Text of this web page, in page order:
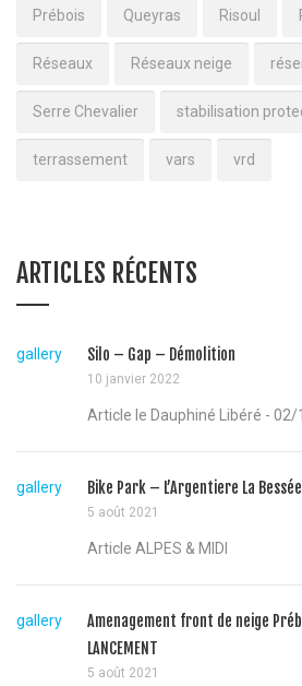
Prébois Queyras Risoul
Réseaux Réseaux neige
Serre Chevalier stabilisation
terrassement vars vrd
ARTICLES RÉCENTS
gallery Silo – Gap – Démolition
10 janvier 2022
Article le Dauphiné Libéré - 02/
gallery Bike Park – L’Argentiere La Bessée
5 août 2021
Article ALPES & MIDI
gallery
Amenagement front de neige
LANCEMENT
5 août 2021